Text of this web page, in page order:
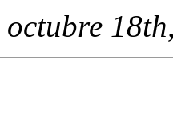
octubre